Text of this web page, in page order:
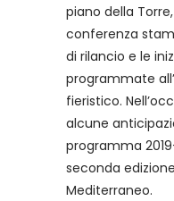
piano della
conferenza
di rilancio e le
programmate
fieristico.
alcune
programma
seconda
Mediterraneo.